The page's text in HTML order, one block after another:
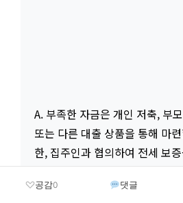
A. 부족한 자금은 개인 저축, 부
또는 다른 대출 상품을 통해 마
한, 집주인과 협의하여 전세 보
시세가 상대적으로 낮은 지역으
것도 방법입니다.
공감0 댓글